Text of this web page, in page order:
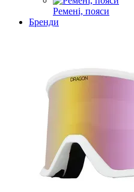
Ремені, пояси
Бренди